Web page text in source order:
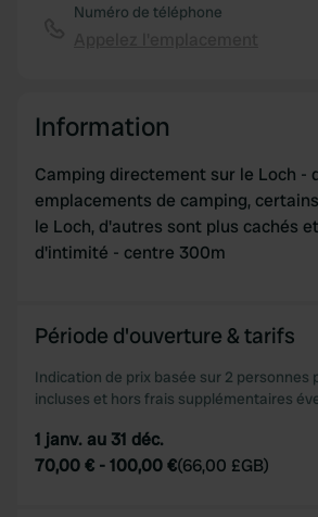
Numéro de téléphone
Information
Camping directement sur le Loch -
emplacements de camping,
le Loch, d'autres sont plus cachés
d'intimité - centre 300m
Période d'ouverture & tarifs
Indication de prix basée sur 2 personnes
incluses et hors frais supplémentaires
1 janv. au 31 déc.
70,00 € -100,00 €(66,00 £GB)